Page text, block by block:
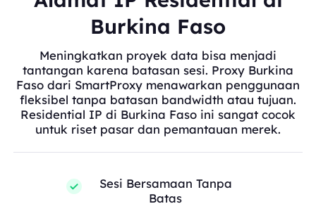
Burkina Faso
Meningkatkan proyek data bisa menjadi
tantangan karena batasan sesi. Proxy Burkina
Faso dari SmartProxy menawarkan penggunaan
fleksibel tanpa batasan bandwidth atau tujuan.
Residential IP di Burkina Faso ini sangat cocok
untuk riset pasar dan pemantauan merek.
Sesi Bersamaan Tanpa
Batas